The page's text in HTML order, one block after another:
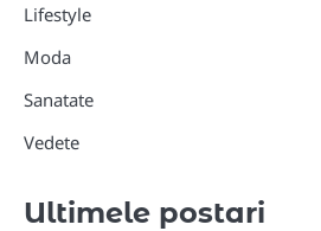
Lifestyle
Moda
Sanatate
Vedete
Ultimele postari